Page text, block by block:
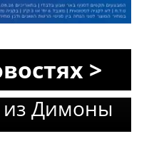
>
тело
из Димоны